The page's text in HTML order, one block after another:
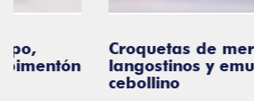
Croquetas de merluza con
langostinos y emulsión de